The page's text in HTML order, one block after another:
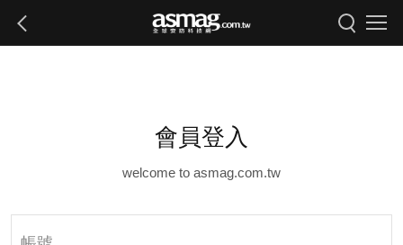
會員登入
welcome to asmag.com.tw